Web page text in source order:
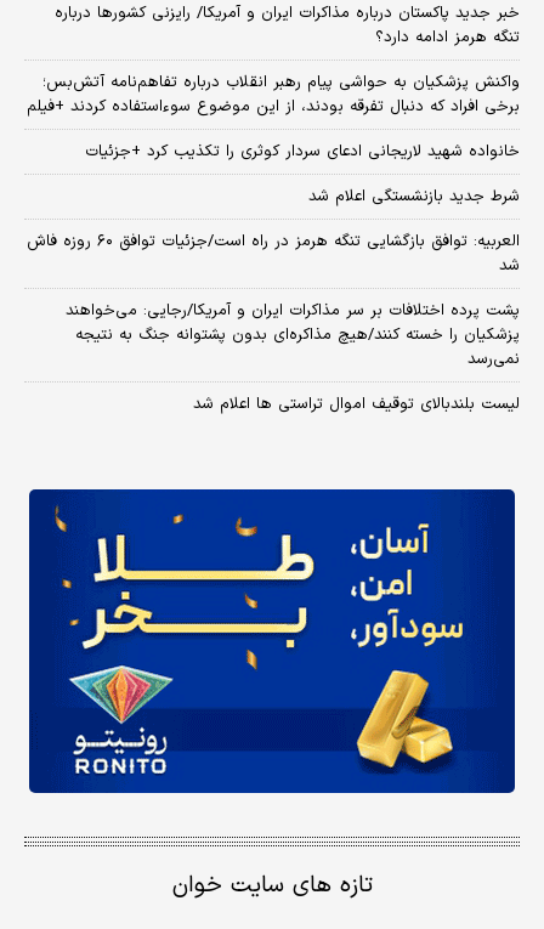
خبر جدید پاکستان درباره مذاکرات ایران و آمریکا/ رایزنی کشورها درباره
تنگه هرمز ادامه دارد؟
واکنش پزشکیان به حواشی پیام رهبر انقلاب درباره تفاهم‌نامه آتش‌بس؛
برخی افراد که دنبال تفرقه بودند، از این موضوع سوءاستفاده کردند +فیلم
خانواده شهید لاریجانی ادعای سردار کوثری را تکذیب کرد +جزئیات
شرط جدید بازنشستگی اعلام شد
العربیه: توافق بازگشایی تنگه هرمز در راه است/جزئیات توافق ۶۰ روزه فاش
شد
پشت پرده اختلافات بر سر مذاکرات ایران و آمریکا/رجایی: می‌خواهند
پزشکیان را خسته کنند/هیچ مذاکره‌ای بدون پشتوانه جنگ به نتیجه
نمی‌رسد
لیست بلندبالای توقیف اموال تراستی ها اعلام شد
تازه های سایت خوان